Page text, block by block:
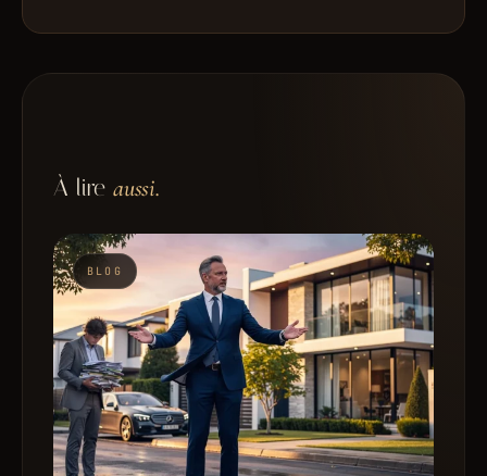
À lireaussi.
BLOG